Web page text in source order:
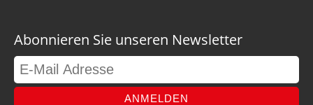
Abonnieren Sie unseren Newsletter
ANMELDEN